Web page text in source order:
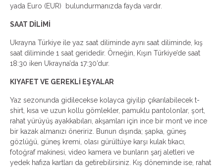
yada Euro (EUR) bulundurmanızda fayda vardır.
SAAT DİLİMİ
Ukrayna Türkiye ile yaz saat diliminde aynı saat diliminde, kış
saat diliminde 1 saat geridedir. Örneğin, Kışın Türkiye’de saat
18:30 iken Ukrayna’da 17:30’dur.
KIYAFET VE GEREKLİ EŞYALAR
Yaz sezonunda gidilecekse kolayca giyilip çıkarılabilecek t-
shirt, kısa ve uzun kollu gömlekler, pamuklu pantolonlar, şort,
rahat yürüyüş ayakkabıları, akşamları için ince bir mont ve ince
bir kazak almanızı öneririz. Bunun dışında; şapka, güneş
gözlüğü, güneş kremi, olası gürültüye karşı kulak tıkacı,
fotoğraf makinesi, video kamera ve bunların şarj aletleri ve
yedek hafıza kartları da getirebilirsiniz. Kış döneminde ise, rahat